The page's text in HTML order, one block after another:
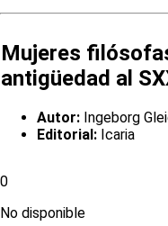
Mujeres
antigüedad al
Autor: Ingeborg
Editorial: Icaria
0
No disponible